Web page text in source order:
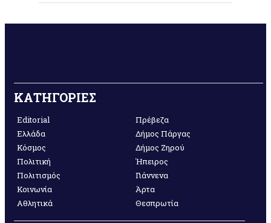
ΚΑΤΗΓΟΡΙΕΣ
Editorial
Ελλάδα
Κόσμος
Πολιτική
Πολιτισμός
Κοινωνία
Αθλητικά
Πρέβεζα
Δήμος Πάργας
Δήμος Ζηρού
Ήπειρος
Γιάννενα
Άρτα
Θεσπρωτία